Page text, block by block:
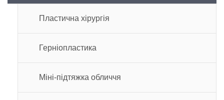
Пластична хірургія
Герніопластика
Міні-підтяжка обличчя